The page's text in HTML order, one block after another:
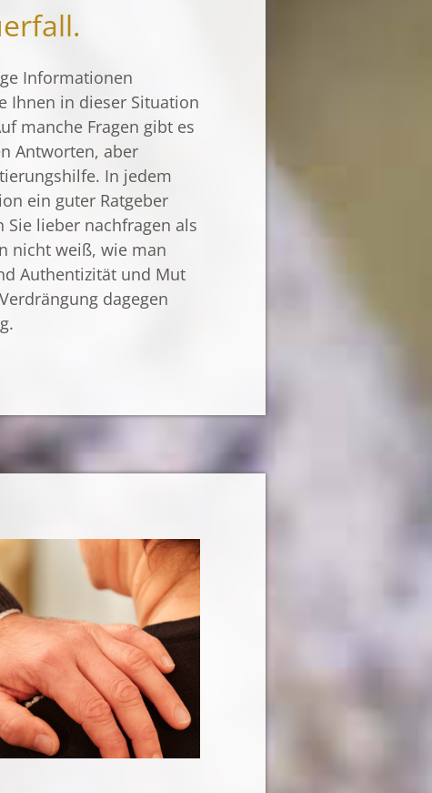
Informationen
Ihnen in dieser Situation
manche Fragen gibt es
Antworten, aber
In jedem
ein guter Ratgeber
lieber nachfragen als
nicht weiß, wie man
Authentizität und Mut
dagegen